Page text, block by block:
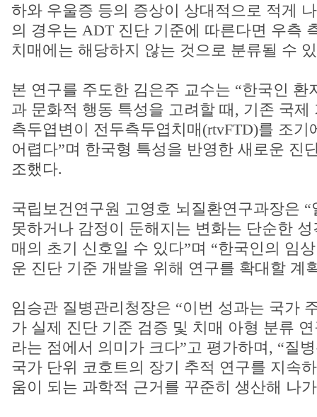
하와 우울증 등의 증상이 상대적으로 적게
의 경우는 ADT 진단 기준에 따른다면 우측
치매에는 해당하지 않는 것으로 분류될 수
본 연구를 주도한 김은주 교수는 “한국인 환
과 문화적 행동 특성을 고려할 때, 기존 국제
측두엽변이 전두측두엽치매(rtvFTD)를 조기
어렵다”며 한국형 특성을 반영한 새로운 진
조했다.
국립보건연구원 고영호 뇌질환연구과장은
못하거나 감정이 둔해지는 변화는 단순한
매의 초기 신호일 수 있다”며 “한국인의 임
운 진단 기준 개발을 위해 연구를 확대할 계
임승관 질병관리청장은 “이번 성과는 국가
가 실제 진단 기준 검증 및 치매 아형 분류
라는 점에서 의미가 크다”고 평가하며, “질
국가 단위 코호트의 장기 추적 연구를 지속
움이 되는 과학적 근거를 꾸준히 생산해 나